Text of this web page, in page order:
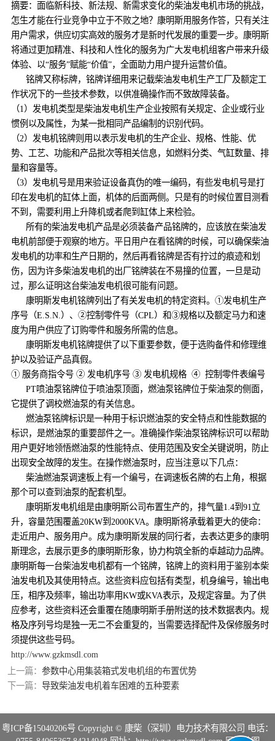
摘要：面临新科技、新法规、新需求变化的柴油发电机市场的挑战，
怎生才能在行业竞争中立于不败之地？康明斯用服务作答，只有关注
用户需求，供应切实高效的服务才是新时代发展的重要一步。康明斯
将通过更加精准、科技和人性化的服务为广大发电机组客户带来升级
体验、以“服务”赋能“价值”，全面助力用户提升运营价值。
铭牌又称标牌，铭牌详细用来记载柴油发电机生产工厂及额定工
作状况下的一些技术参数，以供准确操作而不致故障装备。
（1）发电机类型是柴油发电机生产企业按照有关规定、企业或行业
惯例以及属性，为某一批相同产品编制的识别代码。
（2）发电机铭牌则用以表示发电机的生产企业、规格、性能、优
势、工艺、功能和产品批次等相关信息，如燃料分类、气缸数量、排
量和容量等。
（3）发电机号是用来验证设备真伪的唯一编码，有些发电机号是打
印在发电机的缸体上面，机体的后面两侧。只是有的时候位置目测看
不到，需要利用上升降机或者爬到缸体上来检验。
所有的柴油发电机产品是必须装备产品铭牌的，应该放在柴油发
电机前部便于观察的地方。平日用户在看铭牌的时候，可以确保柴油
发电机的功率和生产日期的，然后再看铭牌是否有拧过的痕迹和划
伤，因为许多柴油发电机的出厂铭牌装在不易撞的位置，一旦是动
过，那么证明这台柴油发电机很可能有问题。
康明斯发电机铭牌列出了有关发电机的特定资料。①发电机生产
序号（E.S.N.）、②控制零件号（CPL）和③规格以及额定马力和速
度为用户供应了订购零件和服务所需的信息。
康明斯发电机铭牌提供了以下重要参数，便于选购备件和修理维
护以及验证产品真假。
① 服务商指令号 ② 发电机序号 ③ 发电机规格 ④ 控制零件表编号
PT喷油泵铭牌位于喷油泵顶面，燃油泵铭牌位于柴油泵的侧面，
它提供了调校燃油泵的有关信息。
燃油泵铭牌标识是一种用于标识燃油泵的安全特点和性能数据的
标识，是燃油泵的重要部件之一。准确操作柴油泵铭牌标识可以帮助
用户更好地领悟燃油泵的性能特点、使用范围及安全关键说明，防止
出现安全故障的发生。在操作燃油泵时，应当注意以下几点：
柴油燃油泵调速板上有一个编号，在调速板名牌的右上角，根据
那个可以查到油泵的配套机型。
康明斯发电机组是由康明斯公司布置生产的，排气量1.4到91立
升，容量范围覆盖20KW到2000KVA。康明斯将承载着更大的使命：
走近用户、服务用户。成为康明斯发展的同行者，去表达更多的康明
斯理念，去展示更多的康明斯形象，协力构筑全新的卓越动力品牌。
康明斯每一台柴油发电机都有一个铭牌，铭牌上的资料用于鉴别本柴
油发电机及其使用特点。这些资料应包括有类型，机身编号，输出电
压，相序及频率，输出功率用KW或KVA表示，及规定容量。为了供
应参考，这些资料还会重覆在随康明斯手册附送的技术数据表内。规
格及序列号均是独一无二不会重复的，当需要选择配件及保修服务时
须提供这些号码。
http://www.gzkmsdl.com
上一篇： 参数中心用集装箱式发电机组的布置优势
下一篇： 导致柴油发电机着车困难的五种要素
粤ICP备15040206号 Copyright © 康柴（深圳）电力技术有限公司 电话：